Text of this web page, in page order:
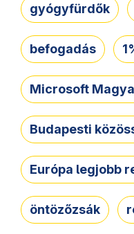
gyógyfürdők
befogadás
Microsoft
Budapesti
Európa legjobb
öntözőzsák